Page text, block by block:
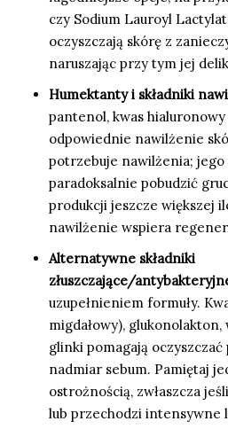
czy Sodium Lauroyl
oczyszczają skórę z
naruszając przy tym jej
Humektanty i składniki
pantenol, kwas
odpowiednie nawilżenie
potrzebuje nawilżenia; jego
paradoksalnie pobudzić
produkcji jeszcze większej
nawilżenie wspiera
Alternatywne składniki
złuszczające/
uzupełnieniem formuły.
migdałowy),
glinki pomagają
nadmiar sebum. Pamiętaj
ostrożnością, zwłaszcza
lub przechodzi intensywne